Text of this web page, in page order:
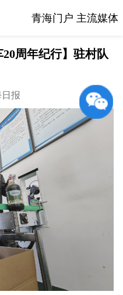
青海门户 主流媒体
20周年纪行】驻村队
报